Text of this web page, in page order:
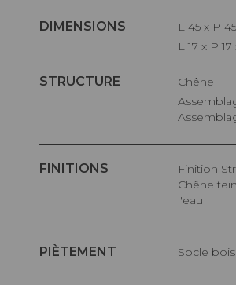
DIMENSIONS
L 45 x P
L 17 x P
STRUCTURE
Chêne
Assemblage :
FINITIONS
Finition Structure :
Chêne
l'eau
PIÈTEMENT Socle bois